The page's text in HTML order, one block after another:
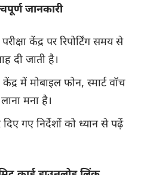
जानकारी
केंद्र पर रिपोर्टिंग समय से
दी जाती है।
केंद्र में मोबाइल फोन, स्मार्ट वॉच
मना है।
दिए गए निर्देशों को ध्यान से पढ़ें